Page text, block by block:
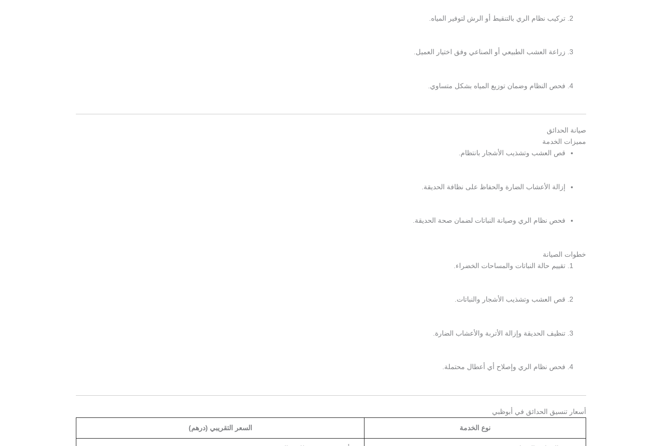
تركيب نظام الري بالتنقيط أو الرش لتوفير المياه.
زراعة العشب الطبيعي أو الصناعي وفق اختيار العميل.
فحص النظام وضمان توزيع المياه بشكل متساوي.
صيانة الحدائق
مميزات الخدمة
قص العشب وتشذيب الأشجار بانتظام.
إزالة الأعشاب الضارة والحفاظ على نظافة الحديقة.
فحص نظام الري وصيانة النباتات لضمان صحة الحديقة.
خطوات الصيانة
تقييم حالة النباتات والمساحات الخضراء.
قص العشب وتشذيب الأشجار والنباتات.
تنظيف الحديقة وإزالة الأتربة والأعشاب الضارة.
فحص نظام الري وإصلاح أي أعطال محتملة.
أسعار تنسيق الحدائق في أبوظبي
نوع الخدمة السعر التقريبي (درهم)